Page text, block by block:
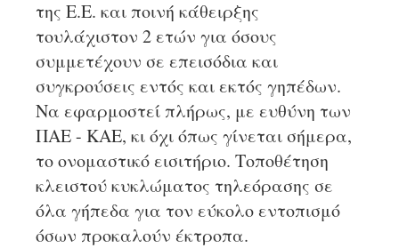
της Ε.Ε. και ποινή κάθειρξης
τουλάχιστον 2 ετών για όσους
συμμετέχουν σε επεισόδια και
συγκρούσεις εντός και εκτός γηπέδων.
Να εφαρμοστεί πλήρως, με ευθύνη των
ΠΑΕ - ΚΑΕ, κι όχι όπως γίνεται σήμερα,
το ονομαστικό εισιτήριο. Τοποθέτηση
κλειστού κυκλώματος τηλεόρασης σε
όλα γήπεδα για τον εύκολο εντοπισμό
όσων προκαλούν έκτροπα.